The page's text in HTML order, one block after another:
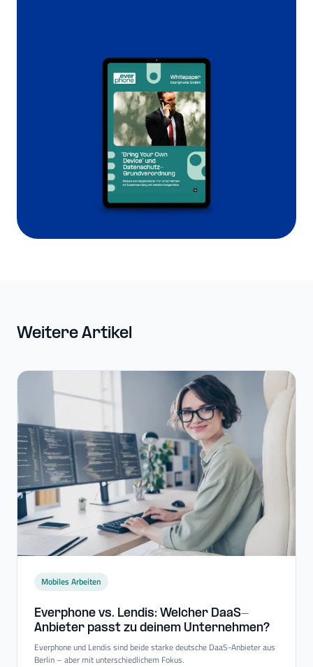
Weitere Artikel
Mobiles Arbeiten
Everphone vs. Lendis: Welcher DaaS-​
Anbieter passt zu deinem Unternehmen?
Everphone und Lendis sind beide starke deutsche DaaS-Anbieter aus
Berlin – aber mit unterschiedlichem Fokus.